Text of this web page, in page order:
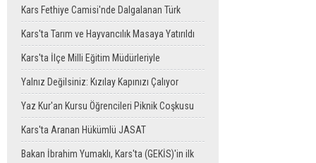
Kars Fethiye Camisi'nde Dalgalanan Türk
Bayrağı Görenlerin Beğenisini Topladı
Kars'ta Tarım ve Hayvancılık Masaya Yatırıldı
Kars'ta İlçe Milli Eğitim Müdürleriyle
Değerlendirme Toplantısı
Yalnız Değilsiniz: Kızılay Kapınızı Çalıyor
Yaz Kur'an Kursu Öğrencileri Piknik Coşkusu
Yaşadı
Kars'ta Aranan Hükümlü JASAT
Operasyonuyla Yakalandı
Bakan İbrahim Yumaklı, Kars'ta (GEKİS)'in ilk